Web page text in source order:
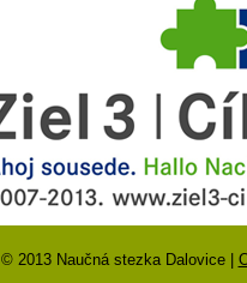
© 2013 Naučná stezka Dalovice |